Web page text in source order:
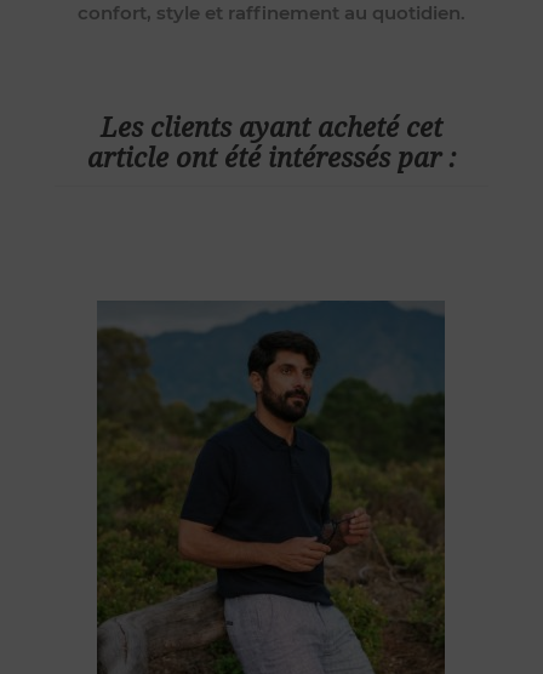
confort, style et raffinement au quotidien.
Les clients ayant acheté cet
article ont été intéressés par :